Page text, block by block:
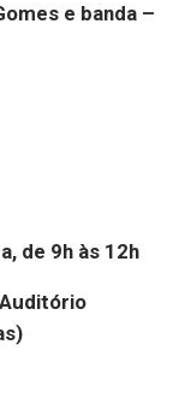
e banda –
de 9h às 12h